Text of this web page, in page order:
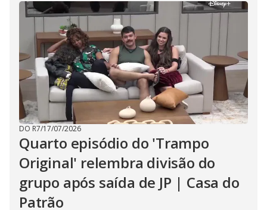
DO R7/17/07/2026
Quarto episódio do 'Trampo
Original' relembra divisão do
grupo após saída de JP | Casa do
Patrão